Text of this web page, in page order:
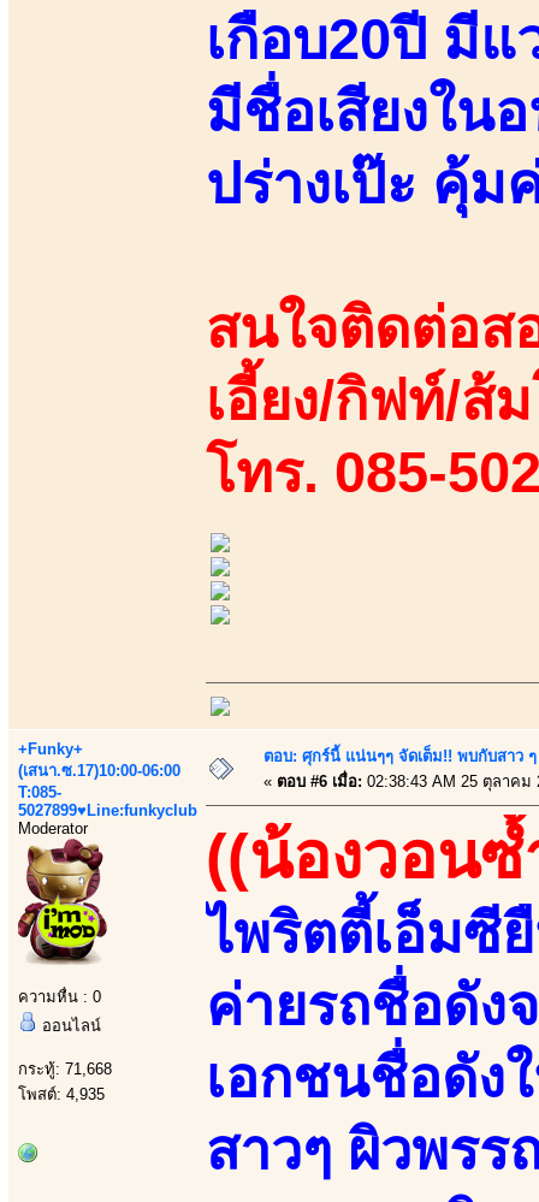
เกือบ20ปี มี
มีชื่อเสียงใน
ปร่างเป๊ะ คุ้
สนใจติดต่อส
เอี้ยง/กิฟท์/ส้
โทร. 085-
+Funky+
(เสนา.ซ.17)10:00-06:00
T:085-
5027899♥Line:funkyclub
Moderator
ความหื่น : 0
ออนไลน์
กระทู้: 71,668
โพสต์: 4,935
ตอบ: ศุกร์นี้ แน่นๆๆ จัดเต็ม!! พบกับสาว
« ตอบ #6 เมื่อ: 02:38:43 AM 25 ตุลาคม
((น้องวอนซ้
ไพริตตี้เอ็มซี
ค่ายรถชื่อดัง
เอกชนชื่อดัง
สาวๆ ผิวพร